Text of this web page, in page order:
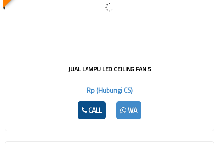
JUAL LAMPU LED CEILING FAN 5
Rp (Hubungi CS)
CALL
WA